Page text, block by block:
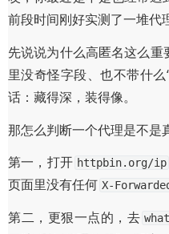
前段时间刚好实测了一堆代
先说说为什么高匿名这么
里没奇怪字段、也不带什
话：藏得深，装得像。
那怎么判断一个代理是不是
第一，打开 httpbin.org/ip
页面里没有任何 X-
第二，更狠一点的，去